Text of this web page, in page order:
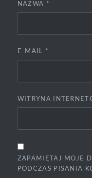
NAZWA *
E-MAIL *
WITRYNA
ZAPAMIĘTAJ MOJE
PODCZAS PISANIA